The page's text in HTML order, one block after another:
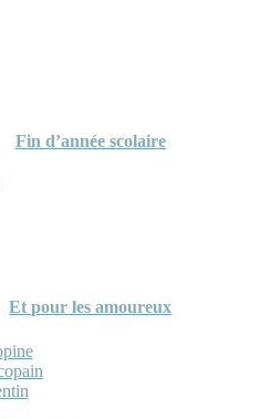
Fin d’année scolaire
Et pour les amoureux